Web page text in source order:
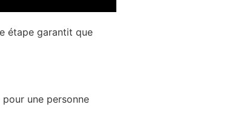
étape garantit que
une personne